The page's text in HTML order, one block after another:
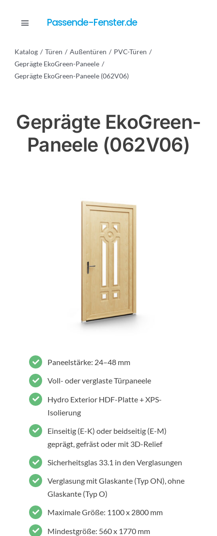
Toggle
Katalog
Anfrage
Passende-Fenster.de
Katalog Türen Außentüren
PVC-Türen
Geprägte EkoGreen-Paneele
Geprägte EkoGreen-Paneele (062V06)
Geprägte EkoGreen-
Paneele (062V06)
Paneelstärke: 24–48 mm
Voll- oder verglaste Türpaneele
Hydro Exterior HDF-Platte + XPS-
Isolierung
Einseitig (E-K) oder beidseitig (E-M)
geprägt, gefräst oder mit 3D-Relief
Sicherheitsglas 33.1 in den Verglasungen
Verglasung mit Glaskante (Typ ON), ohne
Glaskante (Typ O)
Maximale Größe: 1100 x 2800 mm
Mindestgröße: 560 x 1770 mm